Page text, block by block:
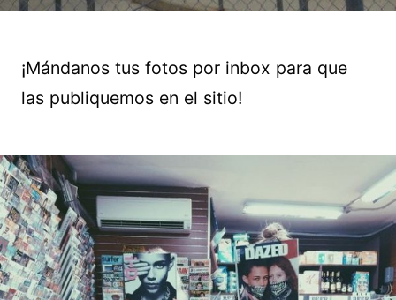
¡Mándanos tus fotos por inbox para que
las publiquemos en el sitio!